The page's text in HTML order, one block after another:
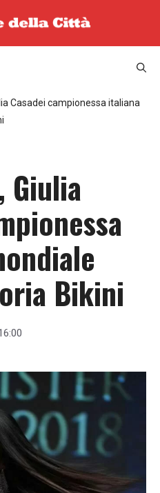
Casadei campionessa italiana
Giulia
Bikini